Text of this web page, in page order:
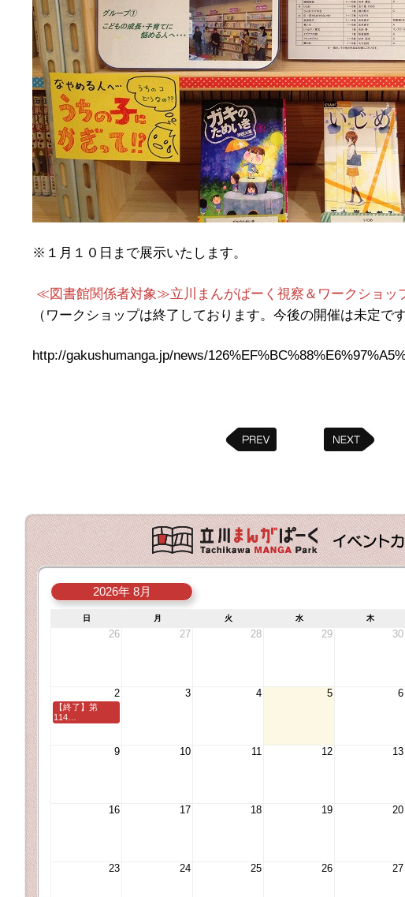
※１月１０日まで展示いたします。
≪図書館関係者対象≫立川まんがぱーく視察＆ワークショッ
（ワークショップは終了しております。今後の開催は未定です
http://gakushumanga.jp/news/
2026年 8月
【終了】第
114…
日 月 火 水 木
26 27 28 29 30
2 3 4 5 6
9 10 11 12 13
16 17 18 19 20
23 24 25 26 27